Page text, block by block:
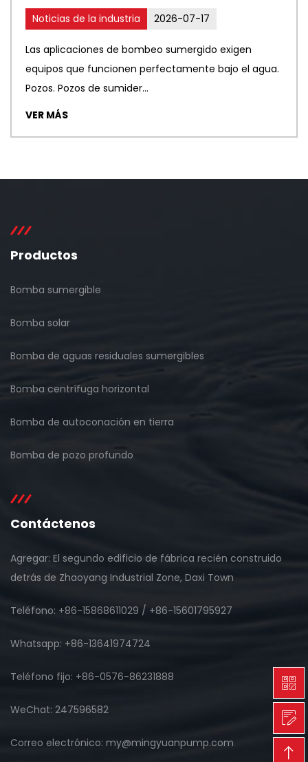
Noticias de la industria 2026-07-17
Las aplicaciones de bombeo sumergido exigen
equipos que funcionen perfectamente bajo el agua.
Pozos. Pozos de sumider...
VER MÁS
Productos
Bomba sumergible
Bomba solar
Bomba de aguas residuales sumergibles
Bomba centrífuga horizontal
Bomba de autoconación en tierra
Bomba de pozo profundo
Contáctenos
Agregar: El segundo edificio de fábrica recién construido
detrás de Zhaoyang Industrial Zone, Daxi Town
Teléfono: +86-15868611029 / +86-15601795927
Whatsapp: +86-13641974724
Teléfono fijo: +86-0576-86231888
WeChat: 247596582
Correo electrónico: my@mingyuanpump.com